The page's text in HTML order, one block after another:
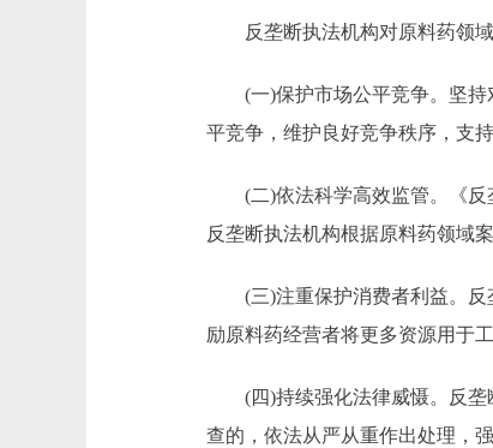
反垄断执法机构对原料药领域
(一)保护市场公平竞争。坚持
平竞争，维护良好竞争秩序，支
(二)依法科学高效监管。《反垄
反垄断执法机构根据原料药领域
(三)注重保护消费者利益。反
励原料药经营者将更多资源用于
(四)持续强化法律威慑。反垄
查的，依法从严从重作出处理，